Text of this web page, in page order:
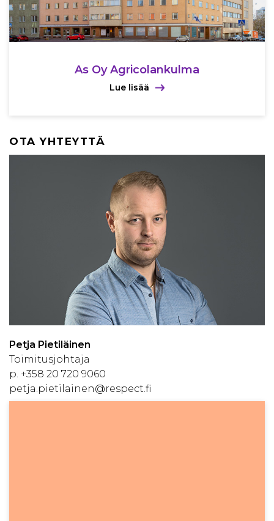
As Oy Agricolan­kulma
Lue lisää
OTA YHTEYTTÄ
Petja Pietiläinen
Toimitusjohtaja
p. +358 20 720 9060
petja.pietilainen@respect.fi